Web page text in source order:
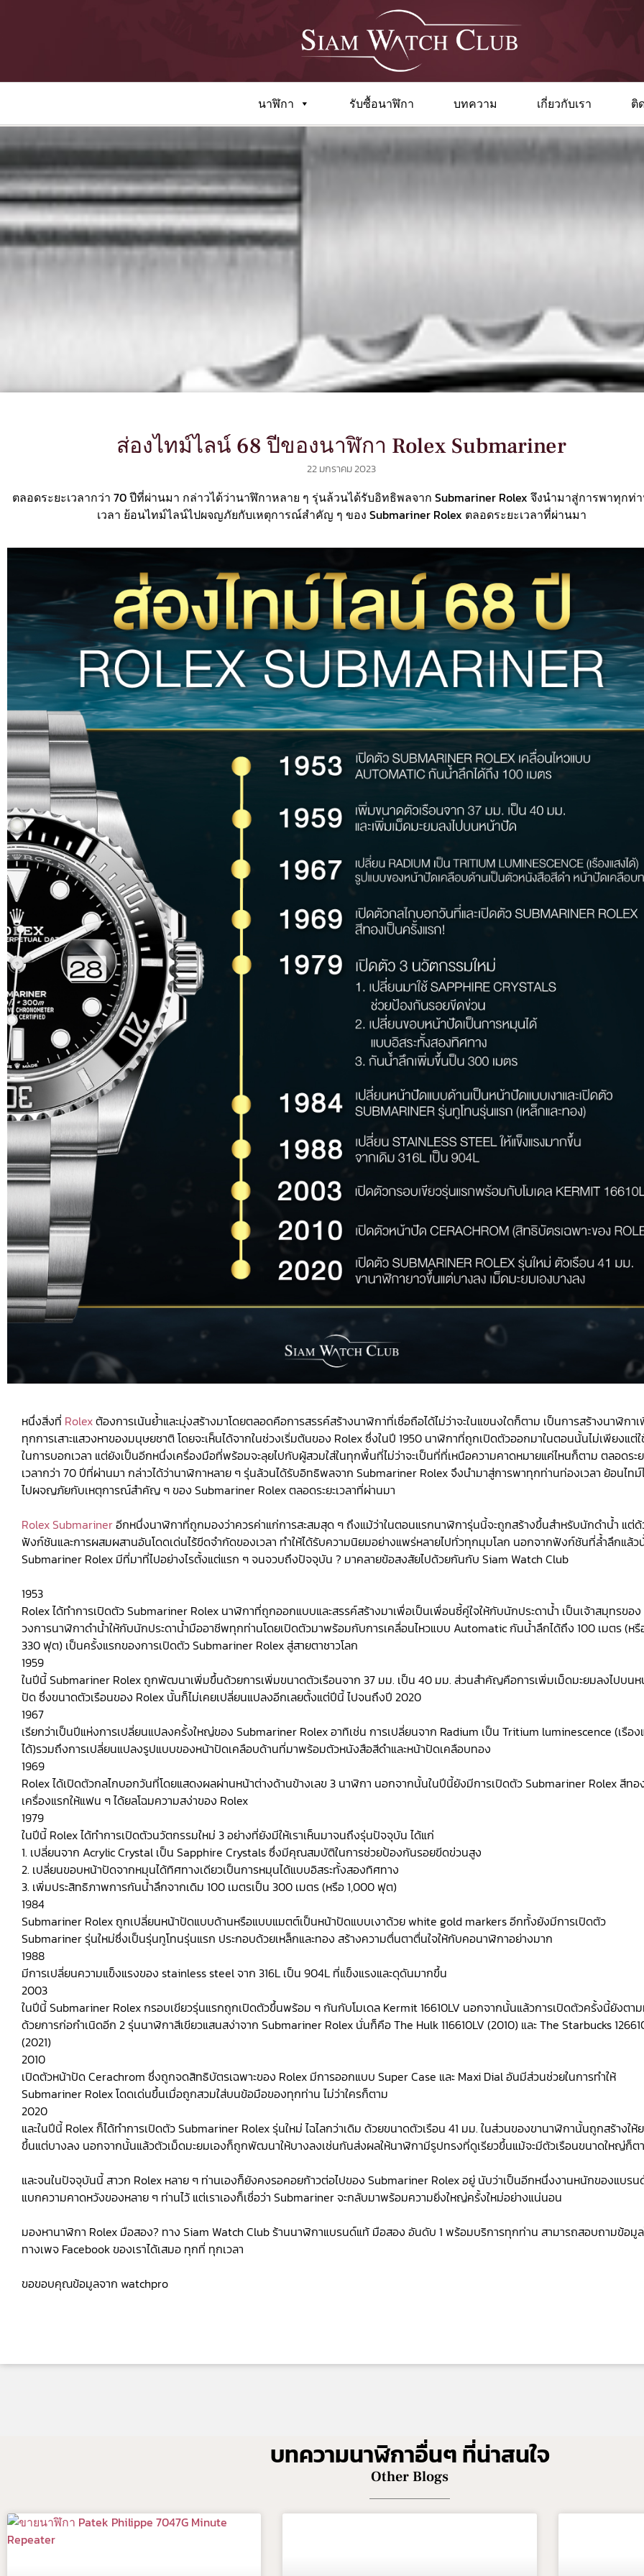
นาฬิกา รับซื้อนาฬิกา บทความ เกี่ยวกับเรา ติ
ส่องไทม์ไลน์ 68 ปีของนาฬิกา Rolex Submariner
22 มกราคม 2023
ตลอดระยะเวลากว่า 70 ปีที่ผ่านมา กล่าวได้ว่านาฬิกาหลาย ๆ รุ่นล้วนได้รับอิทธิพลจาก Submariner Rolex จึงนำมาสู่การพาทุกท่
เวลา ย้อนไทม์ไลน์ไปผจญภัยกับเหตุการณ์สำคัญ ๆ ของ Submariner Rolex ตลอดระยะเวลาที่ผ่านมา
หนึ่งสิ่งที่ Rolexต้องการเน้นย้ำและมุ่งสร้างมาโดยตลอดคือการสรรค์สร้างนาฬิกาที่เชื่อถือได้ไม่ว่าจะในแขนงใดก็ตาม เป็นการสร้างนาฬิกา
ทุกการเสาะแสวงหาของมนุษยชาติ โดยจะเห็นได้จากในช่วงเริ่มต้นของ Rolex ซึ่งในปี 1950 นาฬิกาที่ถูกเปิดตัวออกมาในตอนนั้นไม่เพียงแต่ใ
ในการบอกเวลา แต่ยังเป็นอีกหนึ่งเครื่องมือที่พร้อมจะลุยไปกับผู้สวมใส่ในทุกพื้นที่ไม่ว่าจะเป็นที่ที่เหนือความคาดหมายแค่ไหนก็ตาม ตลอดระ
เวลากว่า 70 ปีที่ผ่านมา กล่าวได้ว่านาฬิกาหลาย ๆ รุ่นล้วนได้รับอิทธิพลจาก Submariner Rolex จึงนำมาสู่การพาทุกท่านท่องเวลา ย้อนไทม์
ไปผจญภัยกับเหตุการณ์สำคัญ ๆ ของ Submariner Rolex ตลอดระยะเวลาที่ผ่านมา
Rolex Submarinerอีกหนึ่งนาฬิกาที่ถูกมองว่าควรค่าแก่การสะสมสุด ๆ ถึงแม้ว่าในตอนแรกนาฬิการุ่นนี้จะถูกสร้างขึ้นสำหรับนักดำน้ำ แต่
ฟังก์ชันและการผสมผสานอันโดดเด่นไร้ขีดจำกัดของเวลา ทำให้ได้รับความนิยมอย่างแพร่หลายไปทั่วทุกมุมโลก นอกจากฟังก์ชันที่ล้ำลึกแล้ว
Submariner Rolex มีที่มาที่ไปอย่างไรตั้งแต่แรก ๆ จนจวบถึงปัจจุบัน ? มาคลายข้อสงสัยไปด้วยกันกับ Siam Watch Club
1953
Rolex ได้ทำการเปิดตัว Submariner Rolex นาฬิกาที่ถูกออกแบบและสรรค์สร้างมาเพื่อเป็นเพื่อนซี้คู่ใจให้กับนักประดาน้ำ เป็นเจ้าสมุทรของ
วงการนาฬิกาดำน้ำให้กับนักประดาน้ำมืออาชีพทุกท่านโดยเปิดตัวมาพร้อมกับการเคลื่อนไหวแบบ Automatic กันน้ำลึกได้ถึง 100 เมตร (หรื
330 ฟุต) เป็นครั้งแรกของการเปิดตัว Submariner Rolex สู่สายตาชาวโลก
1959
ในปีนี้ Submariner Rolex ถูกพัฒนาเพิ่มขึ้นด้วยการเพิ่มขนาดตัวเรือนจาก 37 มม. เป็น 40 มม. ส่วนสำคัญคือการเพิ่มเม็ดมะยมลงไปบนห
ปัด ซึ่งขนาดตัวเรือนของ Rolex นั้นก็ไม่เคยเปลี่ยนแปลงอีกเลยตั้งแต่ปีนี้ ไปจนถึงปี 2020
1967
เรียกว่าเป็นปีแห่งการเปลี่ยนแปลงครั้งใหญ่ของ Submariner Rolex อาทิเช่น การเปลี่ยนจาก Radium เป็น Tritium luminescence (เรือง
ได้)รวมถึงการเปลี่ยนแปลงรูปแบบของหน้าปัดเคลือบด้านที่มาพร้อมตัวหนังสือสีดำและหน้าปัดเคลือบทอง
1969
Rolex ได้เปิดตัวกลไกบอกวันที่โดยแสดงผลผ่านหน้าต่างด้านข้างเลข 3 นาฬิกา นอกจากนั้นในปีนี้ยังมีการเปิดตัว Submariner Rolex สีทอ
เครื่องแรกให้แฟน ๆ ได้ยลโฉมความสง่าของ Rolex
1979
ในปีนี้ Rolex ได้ทำการเปิดตัวนวัตกรรมใหม่ 3 อย่างที่ยังมีให้เราเห็นมาจนถึงรุ่นปัจจุบัน ได้แก่
1. เปลี่ยนจาก Acrylic Crystal เป็น Sapphire Crystals ซึ่งมีคุณสมบัติในการช่วยป้องกันรอยขีดข่วนสูง
2. เปลี่ยนขอบหน้าปัดจากหมุนได้ทิศทางเดียวเป็นการหมุนได้แบบอิสระทั้งสองทิศทาง
3. เพิ่มประสิทธิภาพการกันน้ำลึกจากเดิม 100 เมตรเป็น 300 เมตร (หรือ 1,000 ฟุต)
1984
Submariner Rolex ถูกเปลี่ยนหน้าปัดแบบด้านหรือแบบแมตต์เป็นหน้าปัดแบบเงาด้วย white gold markers อีกทั้งยังมีการเปิดตัว
Submariner รุ่นใหม่ซึ่งเป็นรุ่นทูโทนรุ่นแรก ประกอบด้วยเหล็กและทอง สร้างความตื่นตาตื่นใจให้กับคอนาฬิกาอย่างมาก
1988
มีการเปลี่ยนความแข็งแรงของ stainless steel จาก 316L เป็น 904L ที่แข็งแรงและดุดันมากขึ้น
2003
ในปีนี้ Submariner Rolex กรอบเขียวรุ่นแรกถูกเปิดตัวขึ้นพร้อม ๆ กันกับโมเดล Kermit 16610LV นอกจากนั้นแล้วการเปิดตัวครั้งนี้ยังตา
ด้วยการก่อกำเนิดอีก 2 รุ่นนาฬิกาสีเขียวแสนสง่าจาก Submariner Rolex นั่นก็คือ The Hulk 116610LV (2010) และ The Starbucks
(2021)
2010
เปิดตัวหน้าปัด Cerachrom ซึ่งถูกจดสิทธิบัตรเฉพาะของ Rolex มีการออกแบบ Super Case และ Maxi Dial อันมีส่วนช่วยในการทำให้
Submariner Rolex โดดเด่นขึ้นเมื่อถูกสวมใส่บนข้อมือของทุกท่าน ไม่ว่าใครก็ตาม
2020
และในปีนี้ Rolex ก็ได้ทำการเปิดตัว Submariner Rolex รุ่นใหม่ ไฉไลกว่าเดิม ด้วยขนาดตัวเรือน 41 มม. ในส่วนของขานาฬิกานั้นถูกสร้างให้
ขึ้นแต่บางลง นอกจากนั้นแล้วตัวเม็ดมะยมเองก็ถูกพัฒนาให้บางลงเช่นกันส่งผลให้นาฬิกามีรูปทรงที่ดูเรียวขึ้นแม้จะมีตัวเรือนขนาดใหญ่ก็ต
และจนในปัจจุบันนี้ สาวก Rolex หลาย ๆ ท่านเองก็ยังคงรอคอยก้าวต่อไปของ Submariner Rolex อยู่ นับว่าเป็นอีกหนึ่งงานหนักของแบรน
แบกความคาดหวังของหลาย ๆ ท่านไว้ แต่เราเองก็เชื่อว่า Submariner จะกลับมาพร้อมความยิ่งใหญ่ครั้งใหม่อย่างแน่นอน
มองหานาฬิกา Rolex มือสอง? ทาง Siam Watch Club ร้านนาฬิกาแบรนด์แท้ มือสอง อันดับ 1 พร้อมบริการทุกท่าน สามารถสอบถามข้อมู
ทางเพจ Facebook ของเราได้เสมอ ทุกที่ ทุกเวลา
ขอขอบคุณข้อมูลจาก watchpro
บทความนาฬิกาอื่นๆ ที่น่าสนใจ
Other Blogs